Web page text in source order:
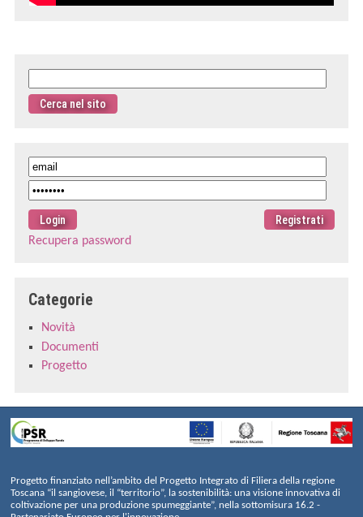
Recupera password
Categorie
Novità
Documenti
Progetto
Progetto finanziato nell’ambito del Progetto Integrato di Filiera della regione
Toscana “il sangiovese, il “territorio”, la sostenibilità: una visione innovativa di
coltivazione per una produzione spumeggiante”, nella sottomisura 16.2 -